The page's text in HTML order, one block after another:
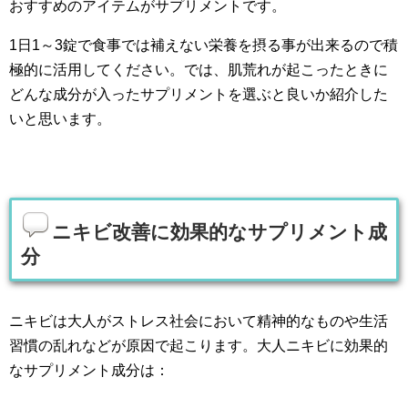
おすすめのアイテムがサプリメントです。
1日1～3錠で食事では補えない栄養を摂る事が出来るので積
極的に活用してください。では、肌荒れが起こったときに
どんな成分が入ったサプリメントを選ぶと良いか紹介した
いと思います。
ニキビ改善に効果的なサプリメント成
分
ニキビは大人がストレス社会において精神的なものや生活
習慣の乱れなどが原因で起こります。大人ニキビに効果的
なサプリメント成分は：